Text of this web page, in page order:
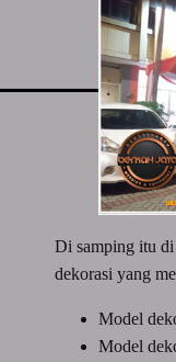
Di samping itu
dekorasi yang
Model
Model